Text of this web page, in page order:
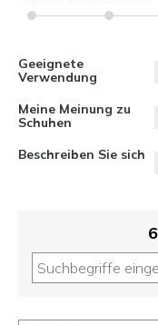
Geeignete
Verwendung
Meine Meinung zu
Schuhen
Beschreiben Sie sich